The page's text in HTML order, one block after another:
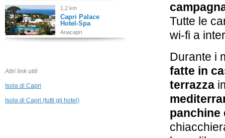
Tutte le
wi-fi a
Durante i
fatte in
terrazza
panchine
1,2 km
Capri Palace
Hotel-Spa
Anacapri
J.K. Place Capri
Altri link utili
Isola di Capri
Isola di Capri (tutti gli hotel)